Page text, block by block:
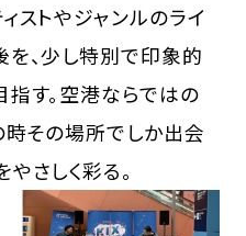
ストやジャンルのライ
を、少し特別で印象的
す。空港ならではの
時その場所でしか出会
さしく彩る。